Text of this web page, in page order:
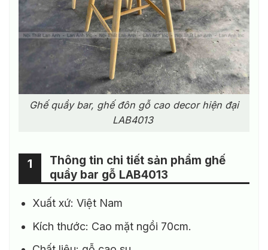
Ghế quầy bar, ghế đôn gỗ cao decor hiện đại
LAB4013
Thông tin chi tiết sản phẩm ghế
quầy bar gỗ LAB4013
1
Xuất xứ: Việt Nam
Kích thước: Cao mặt ngồi 70cm.